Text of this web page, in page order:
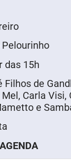
das 15h
de
Carla Visi,
e